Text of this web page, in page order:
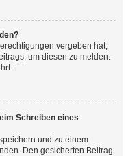
vergeben hat,
um diesen zu melden.
Schreiben eines
und zu einem
Den gesicherten Beitrag